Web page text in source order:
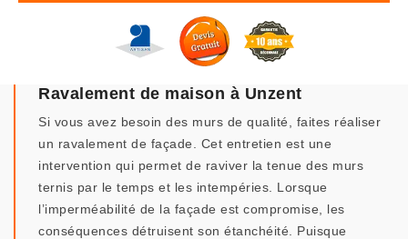
Ravalement de maison à Unzent
Si vous avez besoin des murs de qualité, faites réaliser
un ravalement de façade. Cet entretien est une
intervention qui permet de raviver la tenue des murs
ternis par le temps et les intempéries. Lorsque
l’imperméabilité de la façade est compromise, les
conséquences détruisent son étanchéité. Puisque